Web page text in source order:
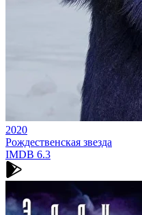
2020
Рождественская звезда
IMDB 6.3